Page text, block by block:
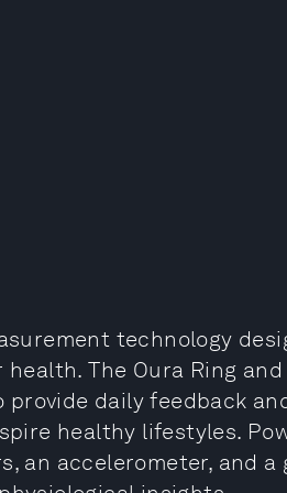
technology
The Oura Ring
provide daily feedback
healthy lifestyles.
an accelerometer, and